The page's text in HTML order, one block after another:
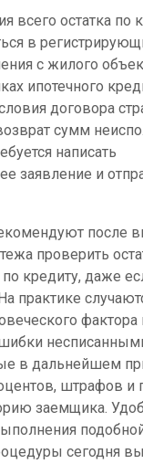
всего остатка по
в
с жилого
ипотечного
договора
сумм
написать
заявление и
после
проверить
кредиту, даже
практике
фактора
в дальнейшем
штрафов и
заемщика.
сегодня